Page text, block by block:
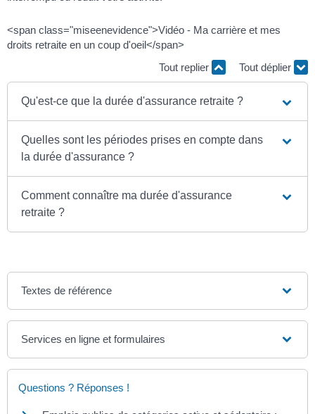
<span class="miseenevidence">Vidéo - Ma carrière et mes
droits retraite en un coup d'oeil</span>
Tout replier
Tout déplier
Qu'est-ce que la durée d'assurance retraite ?
Quelles sont les périodes prises en compte dans
la durée d'assurance ?
Comment connaître ma durée d'assurance
retraite ?
Textes de référence
Services en ligne et formulaires
Questions ? Réponses !